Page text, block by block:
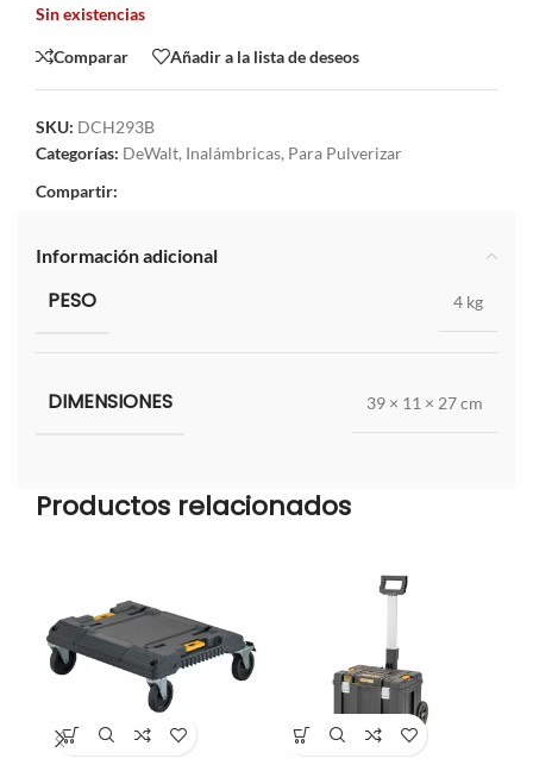
Sin existencias
Comparar Añadir a la lista de deseos
SKU: DCH293B
Categorías: DeWalt, Inalámbricas, Para Pulverizar
Compartir:
Información adicional
PESO 4 kg
DIMENSIONES 39 × 11 × 27 cm
Productos relacionados